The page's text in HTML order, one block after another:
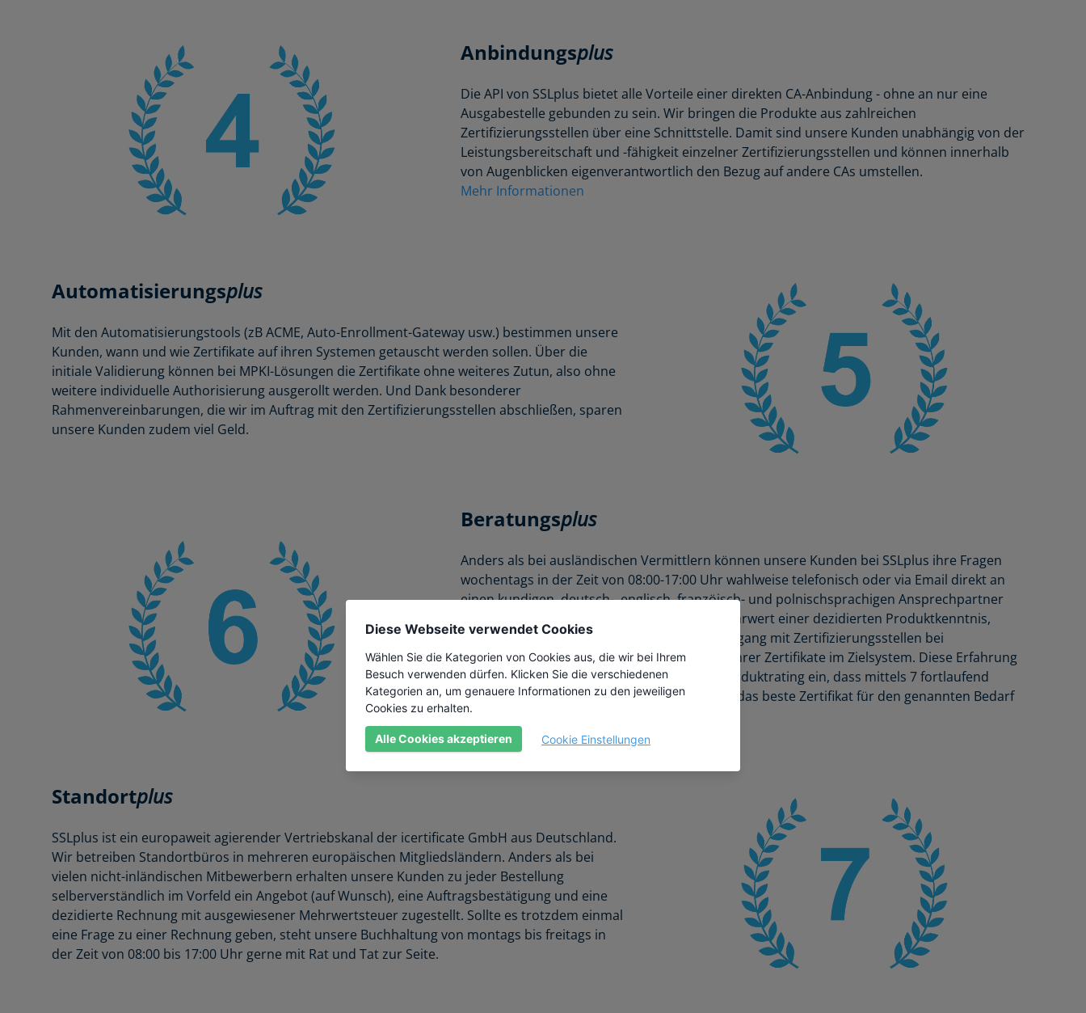
Anbindungsplus
Die API von SSLplus bietet alle Vorteile einer direkten CA-Anbindung - ohne an nur eine
Ausgabestelle gebunden zu sein. Wir bringen die Produkte aus zahlreichen
Zertifizierungsstellen über eine Schnittstelle. Damit sind unsere Kunden unabhängig von der
Leistungsbereitschaft und -fähigkeit einzelner Zertifizierungsstellen und können innerhalb
von Augenblicken eigenverantwortlich den Bezug auf andere CAs umstellen.
Mehr Informationen
Automatisierungsplus
Mit den Automatisierungstools (zB ACME, Auto-Enrollment-Gateway usw.) bestimmen unsere
Kunden, wann und wie Zertifikate auf ihren Systemen getauscht werden sollen. Über die
initiale Validierung können bei MPKI-Lösungen die Zertifikate ohne weiteres Zutun, also ohne
weitere individuelle Authorisierung ausgerollt werden. Und Dank besonderer
Rahmenvereinbarungen, die wir im Auftrag mit den Zertifizierungsstellen abschließen, sparen
unsere Kunden zudem viel Geld.
Beratungsplus
Anders als bei ausländischen Vermittlern können unsere Kunden bei SSLplus ihre Fragen
wochentags in der Zeit von 08:00-17:00 Uhr wahlweise telefonisch oder via Email direkt an
einen kundigen, deutsch-, englisch, franzöisch- und polnischsprachigen Ansprechpartner
richten. Dabei genießen sie nicht nur den Mehrwert einer dezidierten Produktkenntnis,
sondern erhalten auch Unterstützung im Umgang mit Zertifizierungsstellen bei
Validierungsprozessen oder der Installation ihrer Zertifikate im Zielsystem. Diese Erfahrung
fließt auch in unser im Markt einzigartiges Produktrating ein, dass mittels 7 fortlaufend
überwachter Kriterien unseren Kunden stets das beste Zertifikat für den genannten Bedarf
empfiehlt.
Standortplus
SSLplus ist ein europaweit agierender Vertriebskanal der icertificate GmbH aus Deutschland.
Wir betreiben Standortbüros in mehreren europäischen Mitgliedsländern. Anders als bei
vielen nicht-inländischen Mitbewerbern erhalten unsere Kunden zu jeder Bestellung
selberverständlich im Vorfeld ein Angebot (auf Wunsch), eine Auftragsbestätigung und eine
dezidierte Rechnung mit ausgewiesener Mehrwertsteuer zugestellt. Sollte es trotzdem einmal
eine Frage zu einer Rechnung geben, steht unsere Buchhaltung von montags bis freitags in
der Zeit von 08:00 bis 17:00 Uhr gerne mit Rat und Tat zur Seite.
Diese Webseite verwendet Cookies
Wählen Sie die Kategorien von Cookies aus, die wir bei Ihrem
Besuch verwenden dürfen. Klicken Sie die verschiedenen
Kategorien an, um genauere Informationen zu den jeweiligen
Cookies zu erhalten.
Alle Cookies akzeptieren Cookie Einstellungen